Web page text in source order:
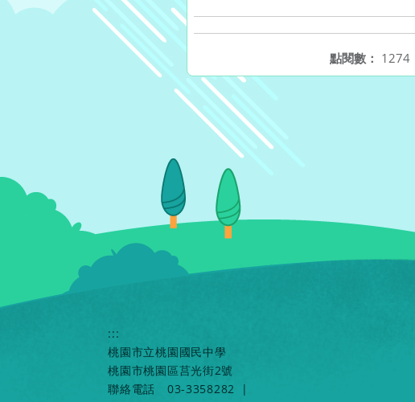
點閱數： 1274
:::
桃園市立桃園國民中學
桃園市桃園區莒光街2號
聯絡電話
03-3358282
|